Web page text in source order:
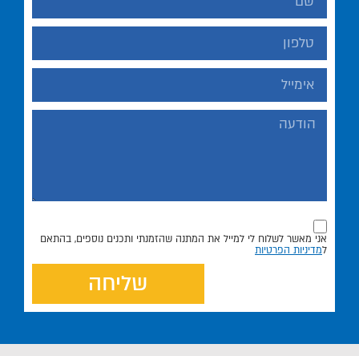
אני מאשר לשלוח לי למייל את המתנה שהזמנתי ותכנים נוספים, בהתאם
למדיניות הפרטיות
שליחה